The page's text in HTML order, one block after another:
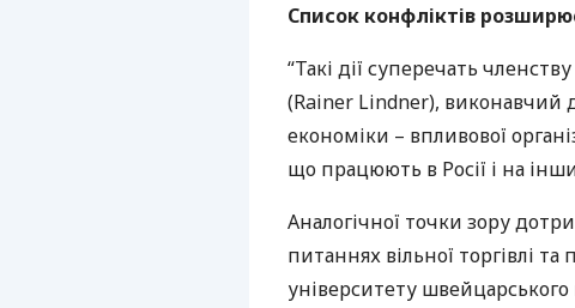
Список конфліктів
“Такі дії суперечать
(Rainer Lindner), виконавчий
економіки – впливової
що працюють в Росії і на
Аналогічної точки зору
питаннях вільної торгівлі
університету